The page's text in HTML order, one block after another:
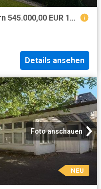
Haus zum Kaufen in Ostfildern 545.000,00 EUR 116 m²
Details ansehen
Foto anschauen
NEU